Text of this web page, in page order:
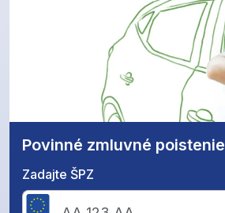
Povinné zmluvné poistenie
Zadajte ŠPZ